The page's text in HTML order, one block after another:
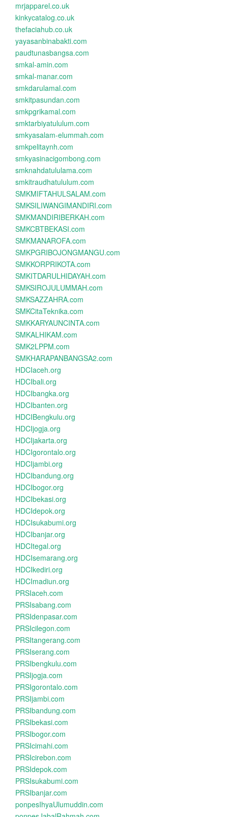
mrjapparel.co.uk
kinkycatalog.co.uk
thefaciahub.co.uk
yayasanbinabakti.com
paudtunasbangsa.com
smkal-amin.com
smkal-manar.com
smkdarulamal.com
smkitpasundan.com
smkpgrikamal.com
smktarbiyatululum.com
smkyasalam-elummah.com
smkpelitaynh.com
smkyasinacigombong.com
smknahdatululama.com
smkitraudhatululum.com
SMKMIFTAHULSALAM.com
SMKSILIWANGIMANDIRI.com
SMKMANDIRIBERKAH.com
SMKCBTBEKASI.com
SMKMANAROFA.com
SMKPGRIBOJONGMANGU.com
SMKKORPRIKOTA.com
SMKITDARULHIDAYAH.com
SMKSIROJULUMMAH.com
SMKSAZZAHRA.com
SMKCitaTeknika.com
SMKKARYAUNCINTA.com
SMKALHIKAM.com
SMK2LPPM.com
SMKHARAPANBANGSA2.com
HDCIaceh.org
HDCIbali.org
HDCIbangka.org
HDCIbanten.org
HDCIBengkulu.org
HDCIjogja.org
HDCIjakarta.org
HDCIgorontalo.org
HDCIjambi.org
HDCIbandung.org
HDCIbogor.org
HDCIbekasi.org
HDCIdepok.org
HDCIsukabumi.org
HDCIbanjar.org
HDCItegal.org
HDCIsemarang.org
HDCIkediri.org
HDCImadiun.org
PRSIaceh.com
PRSIsabang.com
PRSIdenpasar.com
PRSIcilegon.com
PRSItangerang.com
PRSIserang.com
PRSIbengkulu.com
PRSIjogja.com
PRSIgorontalo.com
PRSIjambi.com
PRSIbandung.com
PRSIbekasi.com
PRSIbogor.com
PRSIcimahi.com
PRSIcirebon.com
PRSIdepok.com
PRSIsukabumi.com
PRSIbanjar.com
ponpesIhyaUlumuddin.com